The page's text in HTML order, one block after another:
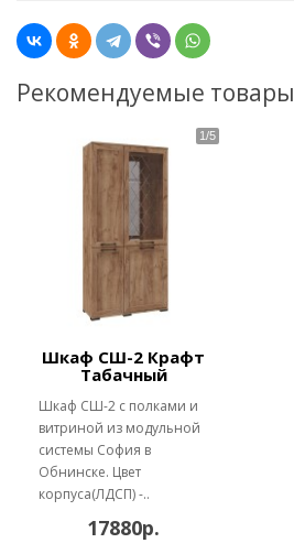
Рекомендуемые товары
Шкаф СШ-2 Крафт
Табачный
Шкаф СШ-2 с полками и
витриной из модульной
системы София в
Обнинске. Цвет
корпуса(ЛДСП) -..
17880р.